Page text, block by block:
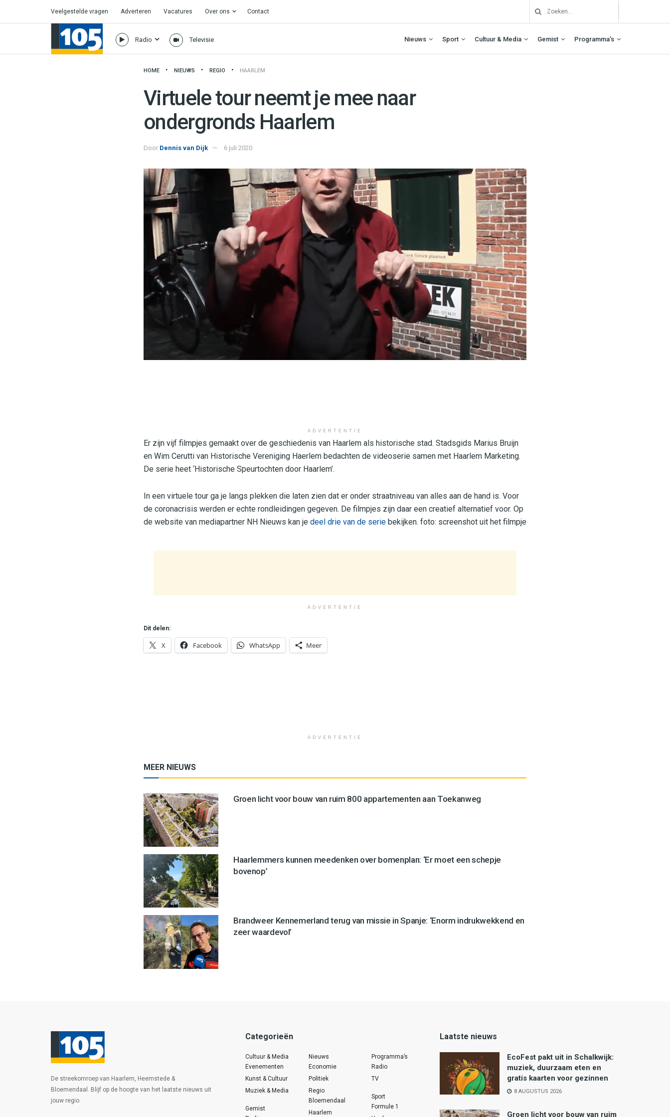
Veelgestelde vragen Adverteren Vacatures Over ons Contact
Radio Televisie Nieuws Sport Cultuur & Media Gemist Programma’s
HOME NIEUWS REGIO HAARLEM
Virtuele tour neemt je mee naar
ondergronds Haarlem
Door Dennis van Dijk 6 juli 2020
ADVERTENTIE
Er zijn vijf filmpjes gemaakt over de geschiedenis van Haarlem als historische stad. Stadsgids Marius Bruijn
en Wim Cerutti van Historische Vereniging Haerlem bedachten de videoserie samen met Haarlem Marketing.
De serie heet ‘Historische Speurtochten door Haarlem’.
In een virtuele tour ga je langs plekken die laten zien dat er onder straatniveau van alles aan de hand is. Voor
de coronacrisis werden er echte rondleidingen gegeven. De filmpjes zijn daar een creatief alternatief voor. Op
de website van mediapartner NH Nieuws kan je deel drie van de serie bekijken. foto: screenshot uit het filmpje
ADVERTENTIE
Dit delen:
X Facebook WhatsApp Meer
ADVERTENTIE
MEER NIEUWS
Groen licht voor bouw van ruim 800 appartementen aan Toekanweg
Haarlemmers kunnen meedenken over bomenplan: ‘Er moet een schepje
bovenop’
Brandweer Kennemerland terug van missie in Spanje: ‘Enorm indrukwekkend en
zeer waardevol’
De streekomroep van Haarlem, Heemstede &
Bloemendaal. Blijf op de hoogte van het laatste nieuws uit
jouw regio.
Categorieën
Cultuur & Media
Evenementen
Kunst & Cultuur
Muziek & Media
Gemist
Nieuws
Economie
Politiek
Regio
Bloemendaal
Haarlem
Programma’s
Radio
TV
Sport
Formule 1
Laatste nieuws
EcoFest pakt uit in Schalkwijk:
muziek, duurzaam eten en
gratis kaarten voor gezinnen
8 AUGUSTUS 2026
Groen licht voor bouw van ruim